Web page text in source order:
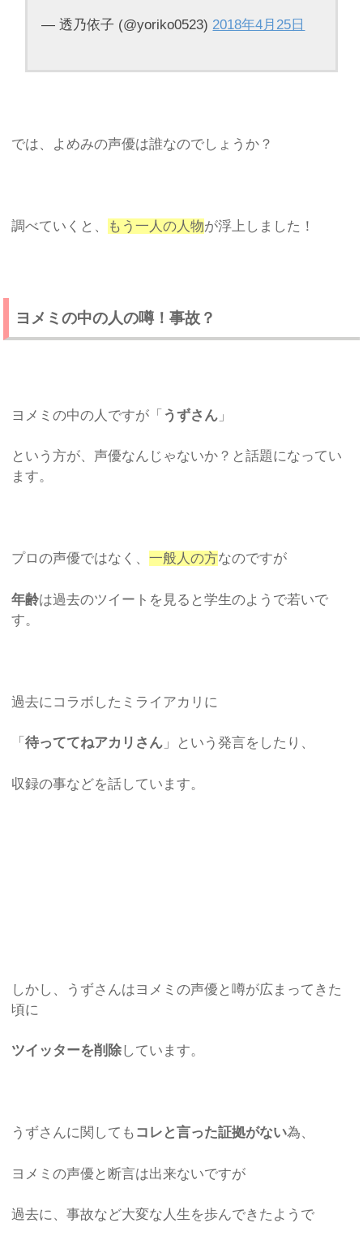
— 透乃依子 (@yoriko0523) 2018年4月25日
では、よめみの声優は誰なのでしょうか？
調べていくと、 もう一人の人物が浮上しました！
ヨメミの中の人の噂！事故？
ヨメミの中の人ですが「 うずさん 」
という方が、声優なんじゃないか？と話題になってい
ます。
プロの声優ではなく、一般人の方なのですが
年齢は過去のツイートを見ると学生のようで若いで
す。
過去にコラボしたミライアカリに
「待っててねアカリさん 」という発言をしたり、
収録の事などを話しています。
しかし、うずさんはヨメミの声優と噂が広まってきた
頃に
ツイッターを削除しています。
うずさんに関しても コレ と言った証拠がない為、
ヨメミの声優と断言は出来ないですが
過去に、事故など大変な人生を歩んできたようで